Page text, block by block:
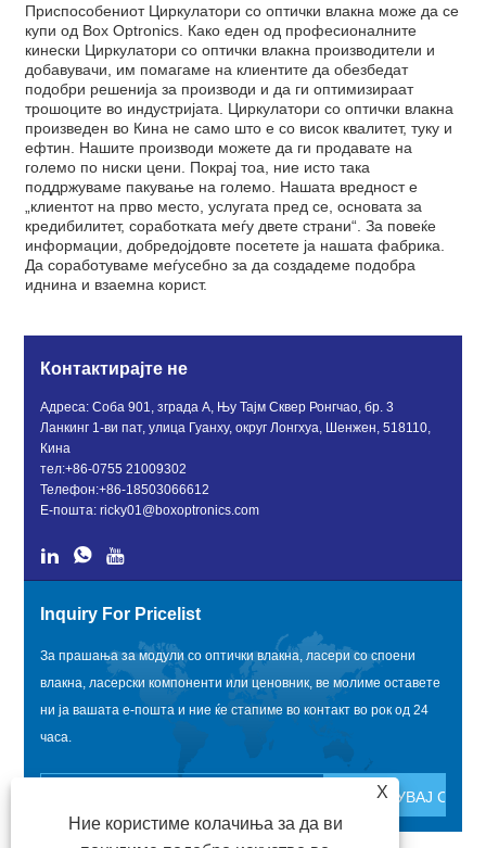
Приспособениот Циркулатори со оптички влакна може да се
купи од Box Optronics. Како еден од професионалните
кинески Циркулатори со оптички влакна производители и
добавувачи, им помагаме на клиентите да обезбедат
подобри решенија за производи и да ги оптимизираат
трошоците во индустријата. Циркулатори со оптички влакна
произведен во Кина не само што е со висок квалитет, туку и
ефтин. Нашите производи можете да ги продавате на
големо по ниски цени. Покрај тоа, ние исто така
поддржуваме пакување на големо. Нашата вредност е
„клиентот на прво место, услугата пред се, основата за
кредибилитет, соработката меѓу двете страни“. За повеќе
информации, добредојдовте посетете ја нашата фабрика.
Да соработуваме меѓусебно за да создадеме подобра
иднина и взаемна корист.
Контактирајте не
Адреса: Соба 901, зграда А, Њу Тајм Сквер Ронгчао, бр. 3
Ланкинг 1-ви пат, улица Гуанху, округ Лонгхуа, Шенжен, 518110,
Кина
тел:+86-0755 21009302
Телефон:+86-18503066612
Е-пошта:ricky01@boxoptronics.com
Inquiry For Pricelist
За прашања за модули со оптички влакна, ласери со споени
влакна, ласерски компоненти или ценовник, ве молиме оставете
ни ја вашата е-пошта и ние ќе стапиме во контакт во рок од 24
часа.
X
Ние користиме колачиња за да ви